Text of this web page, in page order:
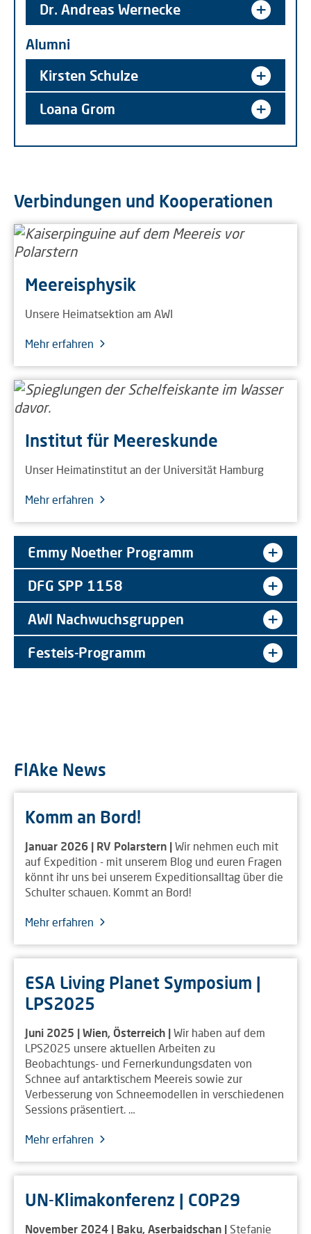
Dr. Andreas Wernecke
Alumni
Kirsten Schulze
Loana Grom
Verbindungen und Kooperationen
Meereisphysik
Unsere Heimatsektion am AWI
Mehr erfahren
Institut für Meereskunde
Unser Heimatinstitut an der Universität Hamburg
Mehr erfahren
Emmy Noether Programm
DFG SPP 1158
AWI Nachwuchsgruppen
Festeis-Programm
FlAke News
Komm an Bord!
Januar 2026 | RV Polarstern | Wir nehmen euch mit
auf Expedition - mit unserem Blog und euren Fragen
könnt ihr uns bei unserem Expeditionsalltag über die
Schulter schauen. Kommt an Bord!
Mehr erfahren
ESA Living Planet Symposium |
LPS2025
Juni 2025 | Wien, Österreich | Wir haben auf dem
LPS2025 unsere aktuellen Arbeiten zu
Beobachtungs- und Fernerkundungsdaten von
Schnee auf antarktischem Meereis sowie zur
Verbesserung von Schneemodellen in verschiedenen
Sessions präsentiert. …
Mehr erfahren
UN-Klimakonferenz | COP29
November 2024 | Baku, Aserbaidschan | Stefanie